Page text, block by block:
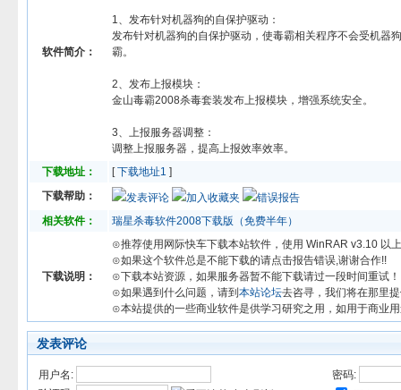
软件简介：
1、发布针对机器狗的自保护驱动：
发布针对机器狗的自保护驱动，使毒霸相关程序不会受机器
霸。
2、发布上报模块：
金山毒霸2008杀毒套装发布上报模块，增强系统安全。
3、上报服务器调整：
调整上报服务器，提高上报效率效率。
下载地址：
[下载地址1 ]
下载帮助：
发表评论 加入收藏夹
错误报告
相关软件：
瑞星杀毒软件2008下载版（免费半年）
下载说明：
⊙推荐使用网际快车下载本站软件，使用 WinRAR v3.10 以
⊙如果这个软件总是不能下载的请点击报告错误,谢谢合作!!
⊙下载本站资源，如果服务器暂不能下载请过一段时间重试！
⊙如果遇到什么问题，请到 本站论坛去咨寻，我们将在那里
⊙本站提供的一些商业软件是供学习研究之用，如用于商业
发表评论
用户名:
密码: